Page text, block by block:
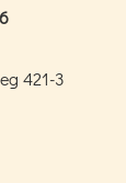
421-3